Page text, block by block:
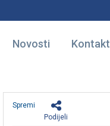
Novosti Kontakt
Podijeli
Spremi